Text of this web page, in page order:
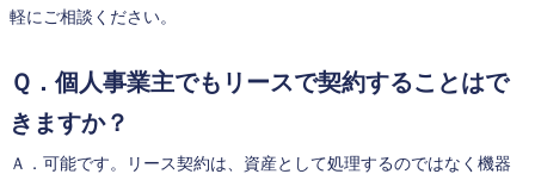
軽にご相談ください。
Ｑ．個人事業主でもリースで契約することはで
きますか？
Ａ．可能です。リース契約は、資産として処理するのではなく機器